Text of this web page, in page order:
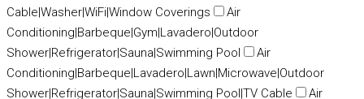
Cable|Washer|WiFi|Window Coverings
Air
Conditioning|Barbeque|Gym|Lavadero|Outdoor
Shower|Refrigerator|Sauna|Swimming Pool
Air
Conditioning|Barbeque|Lavadero|Lawn|Microwave|Outdoor
Shower|Refrigerator|Sauna|Swimming Pool|TV Cable
Air